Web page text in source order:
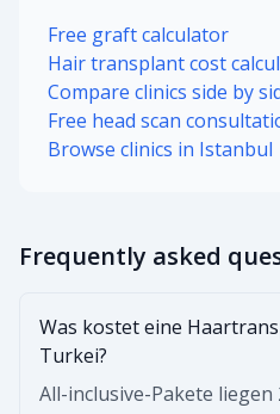
Free graft calculator
Hair transplant cost
Compare clinics side by
Free head scan
Browse clinics in Istanbul
Frequently asked
Was kostet eine
Turkei?
All-inclusive-Pakete